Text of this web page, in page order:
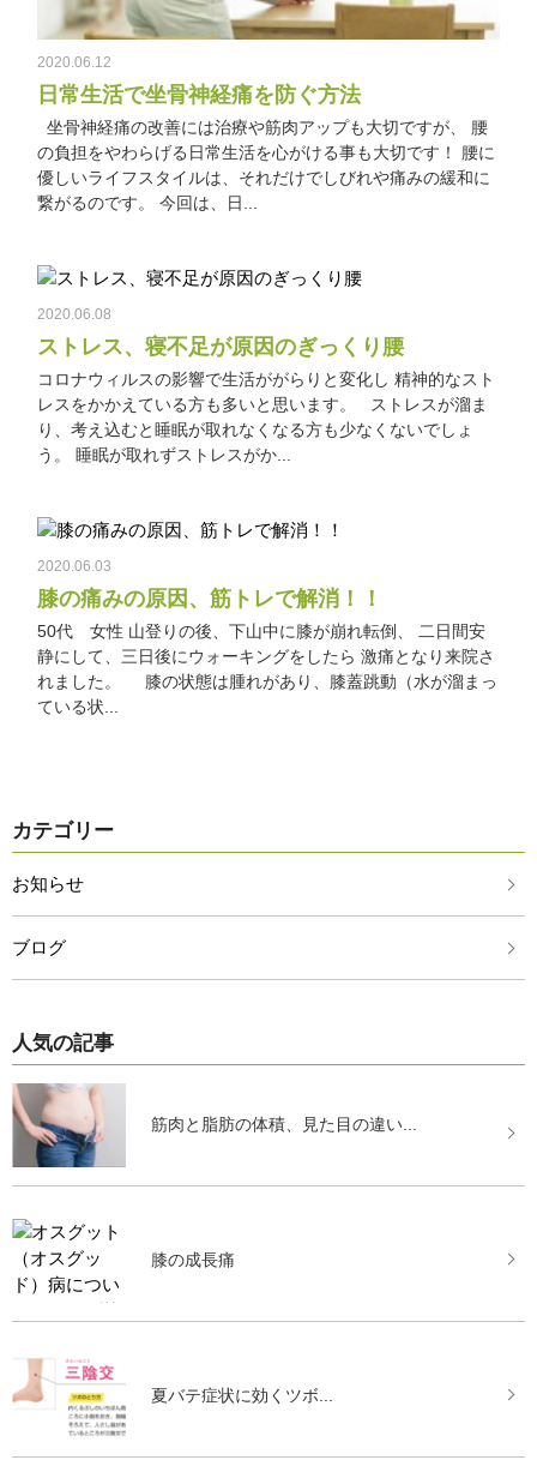
2020.06.12
日常生活で坐骨神経痛を防ぐ方法
坐骨神経痛の改善には治療や筋肉アップも大切ですが、 腰
の負担をやわらげる日常生活を心がける事も大切です！ 腰に
優しいライフスタイルは、それだけでしびれや痛みの緩和に
繋がるのです。 今回は、日...
2020.06.08
ストレス、寝不足が原因のぎっくり腰
コロナウィルスの影響で生活ががらりと変化し 精神的なスト
レスをかかえている方も多いと思います。 ストレスが溜ま
り、考え込むと睡眠が取れなくなる方も少なくないでしょ
う。 睡眠が取れずストレスがか...
2020.06.03
膝の痛みの原因、筋トレで解消！！
50代 女性 山登りの後、下山中に膝が崩れ転倒、 二日間安
静にして、三日後にウォーキングをしたら 激痛となり来院さ
れました。 膝の状態は腫れがあり、膝蓋跳動（水が溜まっ
ている状...
カテゴリー
お知らせ
ブログ
人気の記事
筋肉と脂肪の体積、見た目の違い...
膝の成長痛
夏バテ症状に効くツボ...